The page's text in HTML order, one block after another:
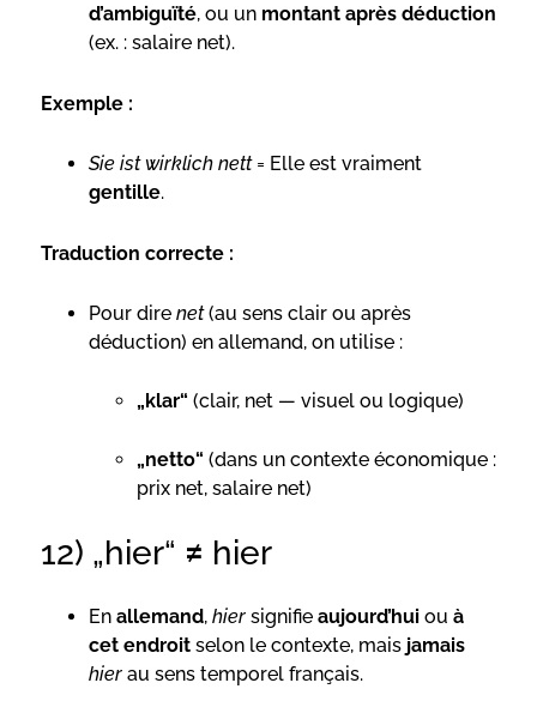
d’ambiguïté, ou un montant après déduction
(ex. : salaire net).
Exemple :
Sie ist wirklich nett= Elle est vraiment
gentille.
Traduction correcte :
Pour dire net(au sens clair ou après
déduction) en allemand, on utilise :
„klar“ (clair, net — visuel ou logique)
„netto“ (dans un contexte économique :
prix net, salaire net)
12) „hier“ ≠ hier
En allemand, hier signifie aujourd’hui ou à
cet endroit selon le contexte, mais jamais
hier au sens temporel français.